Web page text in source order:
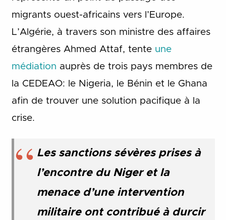
migrants ouest-africains vers l’Europe.
L’Algérie, à travers son ministre des affaires
étrangères Ahmed Attaf, tente une
médiation auprès de trois pays membres de
la CEDEAO: le Nigeria, le Bénin et le Ghana
afin de trouver une solution pacifique à la
crise.
Les sanctions sévères prises à
l’encontre du Niger et la
menace d’une intervention
militaire ont contribué à durcir